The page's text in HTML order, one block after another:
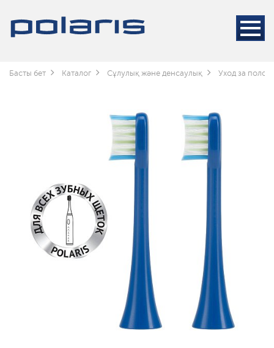
Басты бет Каталог Сұлулық және денсаулық Уход за